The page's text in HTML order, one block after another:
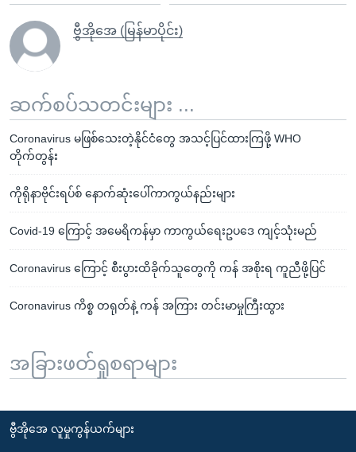
ဗွီအိုအေ (မြန်မာပိုင်း)
ဆက်စပ်သတင်းများ ...
Coronavirus မဖြစ်သေးတဲ့နိုင်ငံတွေ အသင့်ပြင်ထားကြဖို့ WHO
တိုက်တွန်း
ကိုရိုနာဗိုင်းရပ်စ် နောက်ဆုံးပေါ်ကာကွယ်နည်းများ
Covid-19 ကြောင့် အမေရိကန်မှာ ကာကွယ်ရေးဥပဒေ ကျင့်သုံးမည်
Coronavirus ကြောင့် စီးပွားထိခိုက်သူတွေကို ကန် အစိုးရ ကူညီဖို့ပြင်
Coronavirus ကိစ္စ တရုတ်နဲ့ ကန် အကြား တင်းမာမှုကြီးထွား
အခြားဖတ်ရှုစရာများ
ဗွီအိုအေ လူမှုကွန်ယက်များ